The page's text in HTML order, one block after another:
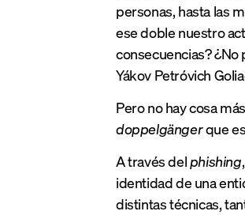
personas, hasta las
ese doble nuestro
consecuencias? ¿No
Yákov Petróvich
Pero no hay cosa
doppelgängerque
A través delphishing
identidad de una
distintas técnicas,